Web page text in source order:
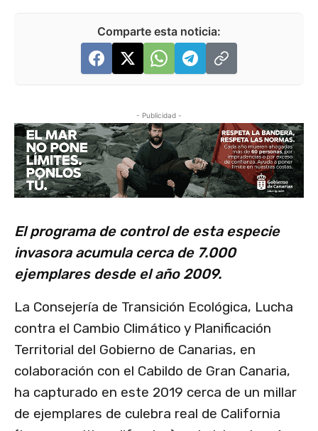
Comparte esta noticia:
- Publicidad -
El programa de control de esta especie
invasora acumula cerca de 7.000
ejemplares desde el año 2009.
La Consejería de Transición Ecológica, Lucha
contra el Cambio Climático y Planificación
Territorial del Gobierno de Canarias, en
colaboración con el Cabildo de Gran Canaria,
ha capturado en este 2019 cerca de un millar
de ejemplares de culebra real de California